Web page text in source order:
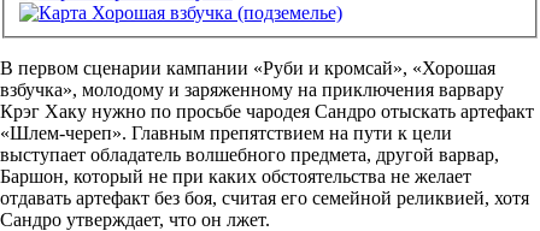
В первом сценарии кампании «Руби и кромсай», «Хорошая
взбучка», молодому и заряженному на приключения варвару
Крэг Хаку нужно по просьбе чародея Сандро отыскать артефакт
«Шлем-череп». Главным препятствием на пути к цели
выступает обладатель волшебного предмета, другой варвар,
Баршон, который не при каких обстоятельства не желает
отдавать артефакт без боя, считая его семейной реликвией, хотя
Сандро утверждает, что он лжет.